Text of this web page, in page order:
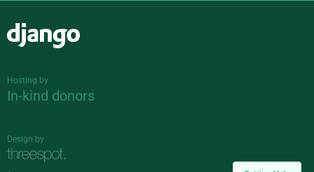
Hosting by
In-kind donors
Design by